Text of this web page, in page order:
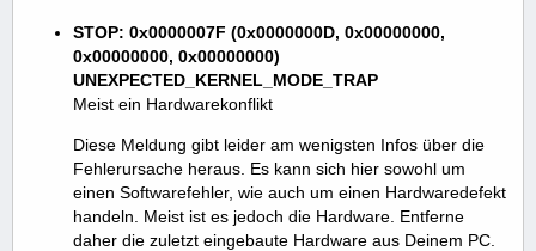
STOP: 0x0000007F (0x0000000D, 0x00000000,
0x00000000, 0x00000000)
UNEXPECTED_KERNEL_MODE_TRAP
Meist ein Hardwarekonflikt
Diese Meldung gibt leider am wenigsten Infos über die
Fehlerursache heraus. Es kann sich hier sowohl um
einen Softwarefehler, wie auch um einen Hardwaredefekt
handeln. Meist ist es jedoch die Hardware. Entferne
daher die zuletzt eingebaute Hardware aus Deinem PC.